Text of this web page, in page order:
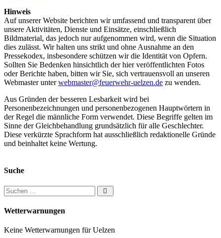
Hinweis
Auf unserer Website berichten wir umfassend und transparent über
unsere Aktivitäten, Dienste und Einsätze, einschließlich
Bildmaterial, das jedoch nur aufgenommen wird, wenn die Situation
dies zulässt. Wir halten uns strikt und ohne Ausnahme an den
Pressekodex, insbesondere schützen wir die Identität von Opfern.
Sollten Sie Bedenken hinsichtlich der hier veröffentlichten Fotos
oder Berichte haben, bitten wir Sie, sich vertrauensvoll an unseren
Webmaster unterwebmaster@feuerwehr-uelzen.de zu wenden.
Aus Gründen der besseren Lesbarkeit wird bei
Personenbezeichnungen und personenbezogenen Hauptwörtern in
der Regel die männliche Form verwendet. Diese Begriffe gelten im
Sinne der Gleichbehandlung grundsätzlich für alle Geschlechter.
Diese verkürzte Sprachform hat ausschließlich redaktionelle Gründe
und beinhaltet keine Wertung.
Suche
Suchen nach:
Wetterwarnungen
Keine Wetterwarnungen für Uelzen